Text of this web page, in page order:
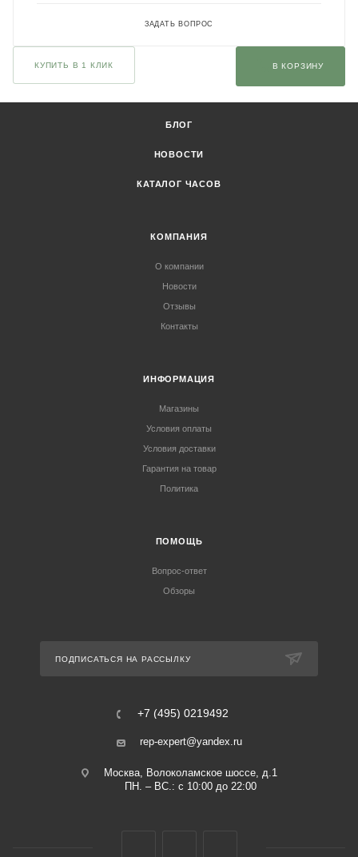
ЗАДАТЬ ВОПРОС
КУПИТЬ В 1 КЛИК В КОРЗИНУ
БЛОГ
НОВОСТИ
КАТАЛОГ ЧАСОВ
КОМПАНИЯ
О компании
Новости
Отзывы
Контакты
ИНФОРМАЦИЯ
Магазины
Условия оплаты
Условия доставки
Гарантия на товар
Политика
ПОМОЩЬ
Вопрос-ответ
Обзоры
ПОДПИСАТЬСЯ НА РАССЫЛКУ
+7 (495) 0219492
rep-expert@yandex.ru
Москва, Волоколамское шоссе, д.1
ПН. – ВС.: с 10:00 до 22:00